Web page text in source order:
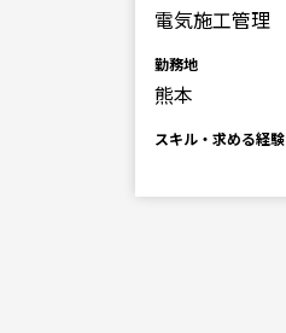
電気施工管理
勤務地
熊本
スキル・求める経験